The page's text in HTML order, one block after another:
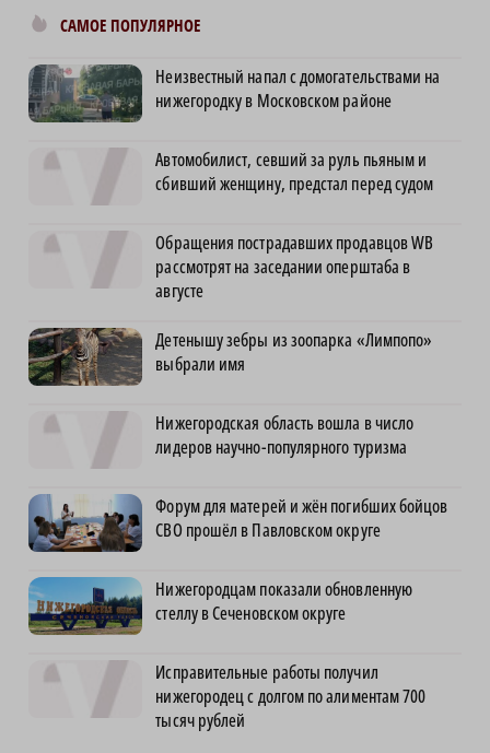
САМОЕ ПОПУЛЯРНОЕ
Неизвестный напал с домогательствами на
нижегородку в Московском районе
Автомобилист, севший за руль пьяным и
сбивший женщину, предстал перед судом
Обращения пострадавших продавцов WB
рассмотрят на заседании оперштаба в
августе
Детенышу зебры из зоопарка «Лимпопо»
выбрали имя
Нижегородская область вошла в число
лидеров научно-популярного туризма
Форум для матерей и жён погибших бойцов
СВО прошёл в Павловском округе
Нижегородцам показали обновленную
стеллу в Сеченовском округе
Исправительные работы получил
нижегородец с долгом по алиментам 700
тысяч рублей